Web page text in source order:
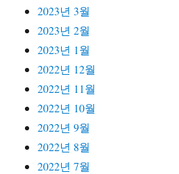
2023년 3월
2023년 2월
2023년 1월
2022년 12월
2022년 11월
2022년 10월
2022년 9월
2022년 8월
2022년 7월